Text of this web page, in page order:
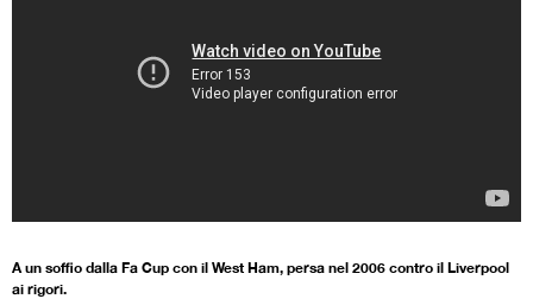
A un soffio dalla Fa Cup con il West Ham, persa nel 2006 contro il Liverpool
ai rigori.